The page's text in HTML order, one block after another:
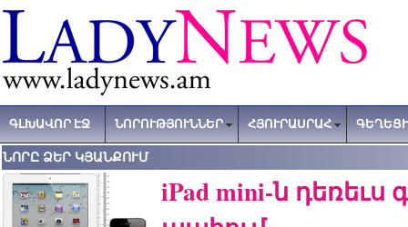
ԳԼԽԱՎՈՐ ԷՋ ՆՈՐՈՒԹՅՈՒՆՆԵՐ ՀՅՈՒՐԱՍՐԱՀ
ՆՈՐԸ ՁԵՐ ԿՅԱՆՔՈՒՄ
iPad mini-ն